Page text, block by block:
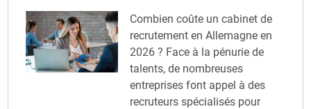
Combien coûte un cabinet de
recrutement en Allemagne en
2026 ? Face à la pénurie de
talents, de nombreuses
entreprises font appel à des
recruteurs spécialisés pour